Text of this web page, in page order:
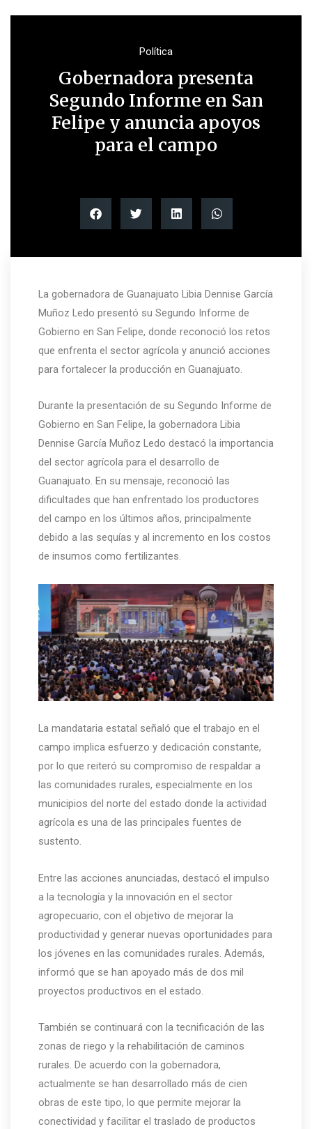
Política
Gobernadora presenta
Segundo Informe en San
Felipe y anuncia apoyos
para el campo
La gobernadora de Guanajuato Libia Dennise García
Muñoz Ledo presentó su Segundo Informe de
Gobierno en San Felipe, donde reconoció los retos
que enfrenta el sector agrícola y anunció acciones
para fortalecer la producción en Guanajuato.
Durante la presentación de su Segundo Informe de
Gobierno en San Felipe, la gobernadora Libia
Dennise García Muñoz Ledo destacó la importancia
del sector agrícola para el desarrollo de
Guanajuato. En su mensaje, reconoció las
dificultades que han enfrentado los productores
del campo en los últimos años, principalmente
debido a las sequías y al incremento en los costos
de insumos como fertilizantes.
La mandataria estatal señaló que el trabajo en el
campo implica esfuerzo y dedicación constante,
por lo que reiteró su compromiso de respaldar a
las comunidades rurales, especialmente en los
municipios del norte del estado donde la actividad
agrícola es una de las principales fuentes de
sustento.
Entre las acciones anunciadas, destacó el impulso
a la tecnología y la innovación en el sector
agropecuario, con el objetivo de mejorar la
productividad y generar nuevas oportunidades para
los jóvenes en las comunidades rurales. Además,
informó que se han apoyado más de dos mil
proyectos productivos en el estado.
También se continuará con la tecnificación de las
zonas de riego y la rehabilitación de caminos
rurales. De acuerdo con la gobernadora,
actualmente se han desarrollado más de cien
obras de este tipo, lo que permite mejorar la
conectividad y facilitar el traslado de productos